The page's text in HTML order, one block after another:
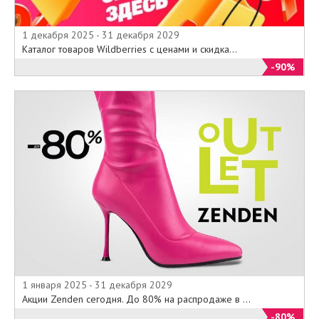
Снеговик http://www.puhovik.ru/
предлагает покупателям изучить
подробный каталог пуховиков,
курток и верхней одежды. Также
на страницах сайта Вы можете
найти адреса магазинов сети,
получить профессиональные
советы о том, как выбрать
качественный пуховик и
ознакомиться с представленными
в магазинах брендами и
торговыми марками, а также
получить информацию по
правильному уходу за изделиями
из натурального пуха. Прежде
чем остановить свой выбор на
той или иной модели, зайдите в
специальный раздел сайта
"Полезная информация" – это
1 декабря 2025 - 31 декабря 2029
Каталог товаров Wildberries с ценами и скидка...
-90%
1 января 2025 - 31 декабря 2029
Акции Zenden сегодня. До 80% на распродаже в ...